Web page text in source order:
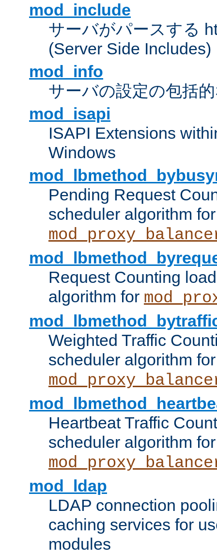
mod_include
サーバがパースする
(Server Side Includes)
mod_info
サーバの設定の包括
mod_isapi
ISAPI Extensions
Windows
Pending Request
scheduler algorithm for
Request Counting
algorithm for
Weighted Traffic
scheduler algorithm for
Heartbeat Traffic
scheduler algorithm for
mod_ldap
LDAP connection
caching services for
modules